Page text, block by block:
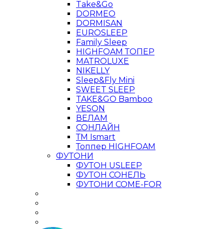
Take&Go
DORMEO
DORMISAN
EUROSLEEP
Family Sleep
HIGHFOAM ТОПЕР
MATROLUXE
NIKELLY
Sleep&Fly Mini
SWEET SLEEP
TAKE&GO Bamboo
YESON
ВЕЛАМ
СОНЛАЙН
ТМ Ismart
Топпер HIGHFOAM
ФУТОНИ
ФУТОН USLEEP
ФУТОН СОНЕЛЬ
ФУТОНИ COME-FOR